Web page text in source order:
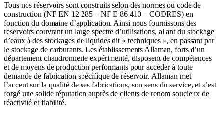
Tous nos réservoirs sont construits selon des normes ou code de
construction (NF EN 12 285 – NF E 86 410 – CODRES) en
fonction du domaine d’application. Ainsi nous fournissons des
réservoirs couvrant un large spectre d’utilisations, allant du stockage
d’eaux à des stockages de liquides dit « techniques », en passant par
le stockage de carburants. Les établissements Allaman, forts d’un
département chaudronnerie expérimenté, disposent de compétences
et de moyens de production performants pour accéder à toute
demande de fabrication spécifique de réservoir. Allaman met
l’accent sur la qualité de ses fabrications, son sens du service, et s’est
forgé une solide réputation auprès de clients de renom soucieux de
réactivité et fiabilité.